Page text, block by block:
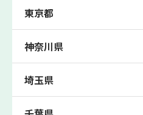
間・期末テストで、必ず1回以上『60点未
+20点以上。60点以上でご入塾の場合、そ
ます。もし以上の基準を超えて学校成績が
東京都青梅市の保護者の方や生徒さんに
東京都
神奈川県
埼玉県